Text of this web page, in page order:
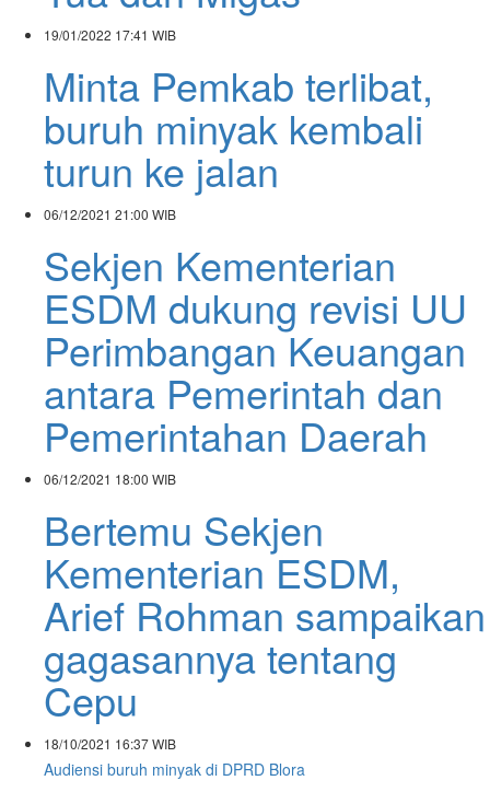
19/01/2022 17:41 WIB
Minta Pemkab terlibat,
buruh minyak kembali
turun ke jalan
06/12/2021 21:00 WIB
Sekjen Kementerian
ESDM dukung revisi UU
Perimbangan Keuangan
antara Pemerintah dan
Pemerintahan Daerah
06/12/2021 18:00 WIB
Bertemu Sekjen
Kementerian ESDM,
Arief Rohman sampaikan
gagasannya tentang
Cepu
18/10/2021 16:37 WIB
Audiensi buruh minyak di DPRD Blora